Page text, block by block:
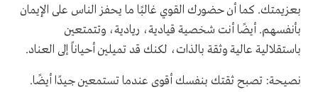
بعزيمتك. كما أن حضورك القوي غالبًا ما يحفز الناس على الإيمان
بأنفسهم. أيضًا أنت شخصية قيادية، ريادية، وتتمتعين
باستقلالية عالية وثقة بالذات، لكنك قد تميلين أحياناً إلى العناد.
نصيحة: تصبح ثقتك بنفسك أقوى عندما تستمعين جيدًا أيضًا.